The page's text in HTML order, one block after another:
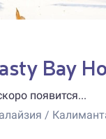
Bay
появится...
/